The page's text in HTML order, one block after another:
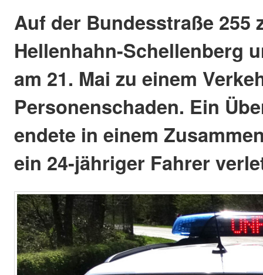
Auf der Bundesstraße 255
Hellenhahn-Schellenberg
am 21. Mai zu einem
Personenschaden. Ein
endete in einem
ein 24-jähriger Fahrer